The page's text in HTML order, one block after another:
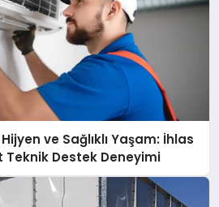
ve Sağlıklı Yaşam: İhlas
Teknik Destek Deneyimi